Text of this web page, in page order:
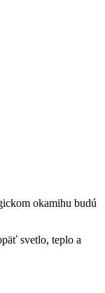
okamihu budú
svetlo, teplo a